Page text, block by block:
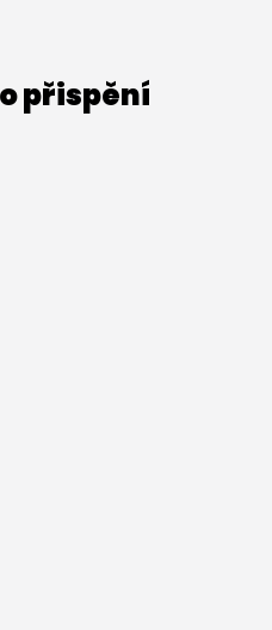
přispění